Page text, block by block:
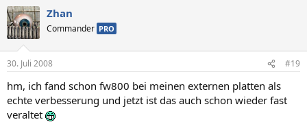
Zhan
Commander PRO
30. Juli 2008 #19
hm, ich fand schon fw800 bei meinen externen platten als
echte verbesserung und jetzt ist das auch schon wieder fast
veraltet